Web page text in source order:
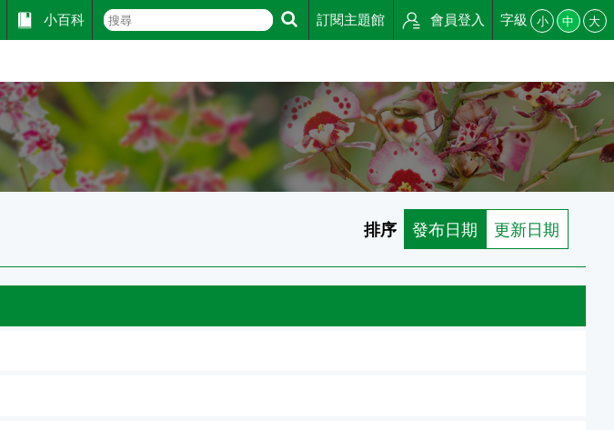
小百科 訂閱主題館 會員登入 字級 小 中 大
排序 發布日期 更新日期